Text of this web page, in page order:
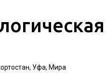
Уфа, Мира